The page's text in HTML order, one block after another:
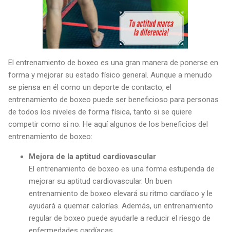
El entrenamiento de boxeo es una gran manera de ponerse en
forma y mejorar su estado físico general. Aunque a menudo
se piensa en él como un deporte de contacto, el
entrenamiento de boxeo puede ser beneficioso para personas
de todos los niveles de forma física, tanto si se quiere
competir como si no. He aquí algunos de los beneficios del
entrenamiento de boxeo:
Mejora de la aptitud cardiovascular
El entrenamiento de boxeo es una forma estupenda de
mejorar su aptitud cardiovascular. Un buen
entrenamiento de boxeo elevará su ritmo cardíaco y le
ayudará a quemar calorías. Además, un entrenamiento
regular de boxeo puede ayudarle a reducir el riesgo de